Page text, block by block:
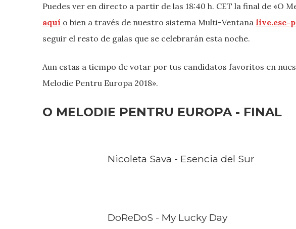
Puedes ver en directo a partir de las 18:40 h. CET la final de «O
aquí o bien a través de nuestro sistema Multi-Ventana live.esc-
seguir el resto de galas que se celebrarán esta noche.
Aun estas a tiempo de votar por tus candidatos favoritos en
Melodie Pentru Europa 2018».
O MELODIE PENTRU EUROPA - FINAL
Nicoleta Sava - Esencia del Sur
DoReDoS - My Lucky Day